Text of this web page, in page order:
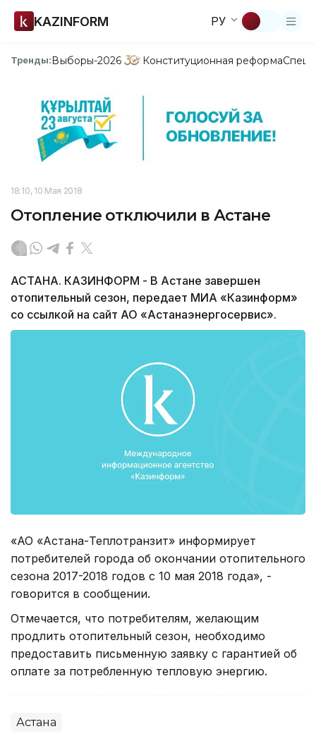
KAZINFORM РУ
Тренды:Выборы-2026 Конституционная реформа
18:10, 10 Мая 2018
Отопление отключили в Астане
АСТАНА. КАЗИНФОРМ - В Астане завершен
отопительный сезон, передает МИА «Казинформ»
со ссылкой на сайт АО «Астанаэнергосервис».
«АО «Астана-Теплотранзит» информирует
потребителей города об окончании отопительного
сезона 2017-2018 годов с 10 мая 2018 года», -
говорится в сообщении.
Отмечается, что потребителям, желающим
продлить отопительный сезон, необходимо
предоставить письменную заявку с гарантией об
оплате за потребленную тепловую энергию.
Астана